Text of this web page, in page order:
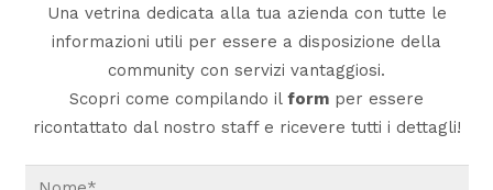
Una vetrina dedicata alla tua azienda con tutte le
informazioni utili per essere a disposizione della
community con servizi vantaggiosi.
Scopri come compilando il form per essere
ricontattato dal nostro staff e ricevere tutti i dettagli!